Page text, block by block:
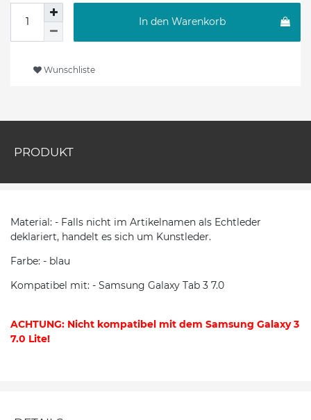
In den Warenkorb
Wunschliste
PRODUKT
Material: - Falls nicht im Artikelnamen als Echtleder
deklariert, handelt es sich um Kunstleder.
Farbe: - blau
Kompatibel mit: - Samsung Galaxy Tab 3 7.0
ACHTUNG: Nicht kompatibel mit dem Samsung Galaxy 3
7.0 Lite!